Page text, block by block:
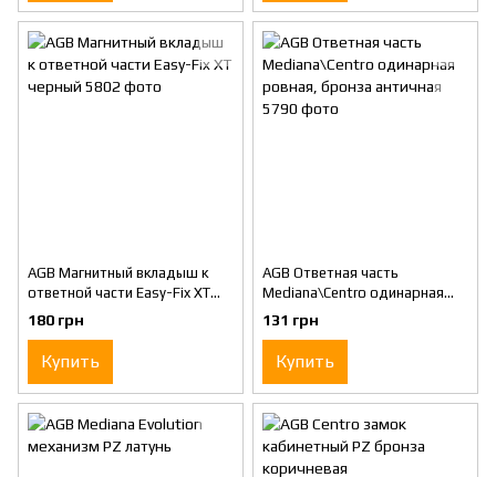
AGB Магнитный вкладыш к
ответной части Easy-Fix XT
черный
180 грн
Купить
AGB Ответная часть
Mediana\Centro одинарная
ровная, бронза античная
131 грн
Купить